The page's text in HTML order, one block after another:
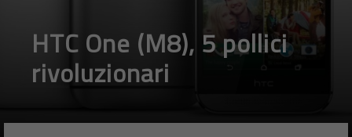
HTC One (M8), 5 pollici
rivoluzionari